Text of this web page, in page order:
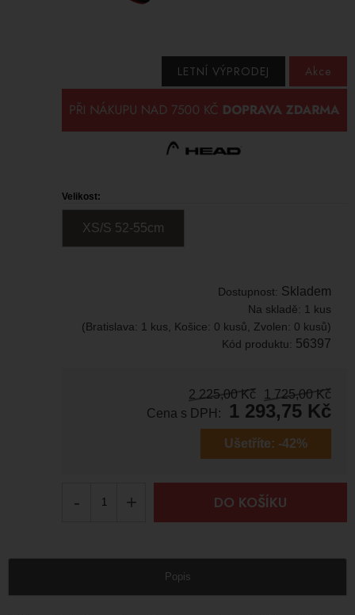
Akce
LETNÍ VÝPRODEJ
Velikost:
XS/S 52-55cm
Dostupnost: Skladem
Na skladě: 1 kus
(Bratislava: 1 kus, Košice: 0 kusů, Zvolen: 0 kusů)
Kód produktu: 56397
2 225,00 Kč 1 725,00 Kč
Cena s DPH:
1 293,75 Kč
Ušetříte: -42%
- + DO KOŠÍKU
Popis